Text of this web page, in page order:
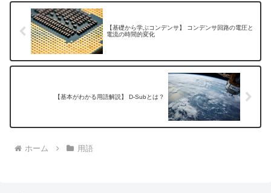
【基礎から学ぶコンデンサ】 コンデンサ回路の電圧と
電流の時間的変化
【基本がわかる用語解説】 D-Subとは？
ホーム 用語